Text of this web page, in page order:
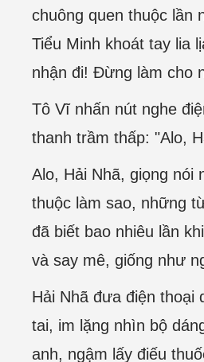
chuông quen thuộc lần
Tiểu Minh khoát tay lia
nhận đi! Đừng làm cho
Tô Vĩ nhấn nút nghe
thanh trầm thấp: "Alo,
Alo, Hải Nhã, giọng nói
thuộc làm sao, những
đã biết bao nhiêu lần
và say mê, giống như
Hải Nhã đưa điện thoại
tai, im lặng nhìn bộ
anh, ngậm lấy điếu